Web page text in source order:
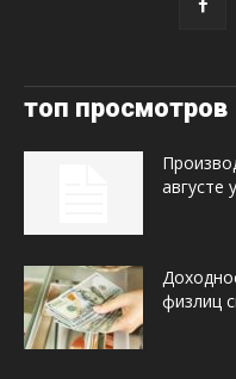
топ просмотров
августе
физлиц